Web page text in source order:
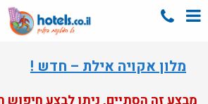
מלון אקויה אילת – חדש !